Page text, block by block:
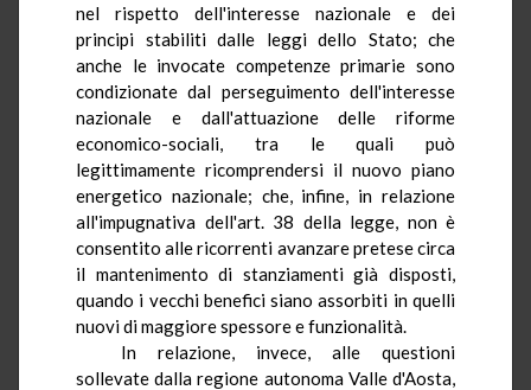
nel rispetto dell'interesse nazionale e dei
principi stabiliti dalle leggi dello Stato; che
anche le invocate competenze primarie sono
condizionate dal perseguimento dell'interesse
nazionale e dall'attuazione delle riforme
economico-sociali, tra le quali può
legittimamente ricomprendersi il nuovo piano
energetico nazionale; che, infine, in relazione
all'impugnativa dell'art. 38 della legge, non è
consentito alle ricorrenti avanzare pretese circa
il mantenimento di stanziamenti già disposti,
quando i vecchi benefici siano assorbiti in quelli
nuovi di maggiore spessore e funzionalità.
In relazione, invece, alle questioni
sollevate dalla regione autonoma Valle d'Aosta,